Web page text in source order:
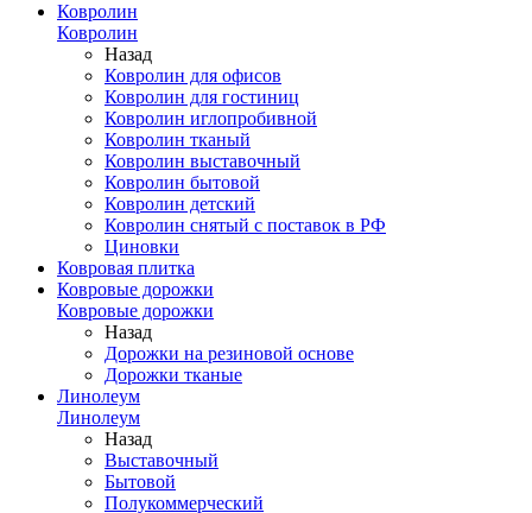
Ковролин
Ковролин
Назад
Ковролин для офисов
Ковролин для гостиниц
Ковролин иглопробивной
Ковролин тканый
Ковролин выставочный
Ковролин бытовой
Ковролин детский
Ковролин снятый с поставок в РФ
Циновки
Ковровая плитка
Ковровые дорожки
Ковровые дорожки
Назад
Дорожки на резиновой основе
Дорожки тканые
Линолеум
Линолеум
Назад
Выставочный
Бытовой
Полукоммерческий